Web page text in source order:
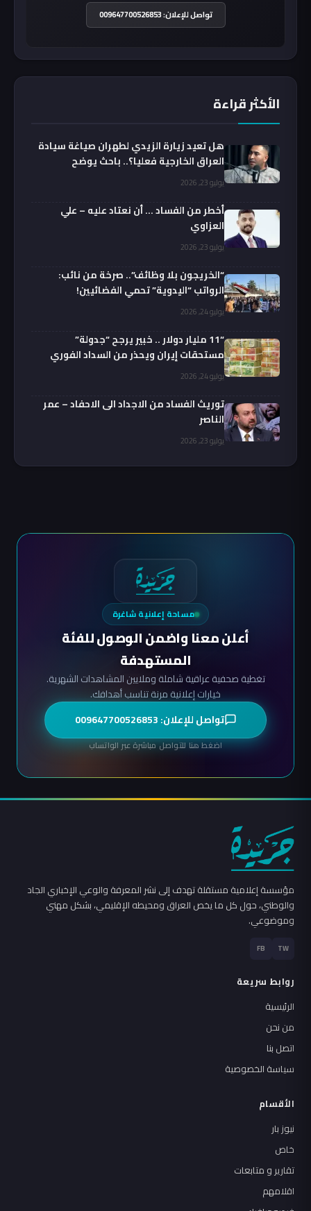
تواصل للإعلان: 009647700526853
الأكثر قراءة
هل تعيد زيارة الزيدي لطهران صياغة سيادة
العراق الخارجية فعليا؟.. باحث يوضح
يوليو 23, 2026
أخطر من الفساد … أن نعتاد عليه – علي
العزاوي
يوليو 23, 2026
“الخريجون بلا وظائف”.. صرخة من نائب:
الرواتب “اليدوية” تحمي الفضائيين!
يوليو 24, 2026
“11 مليار دولار .. خبير يرجح “جدولة”
مستحقات إيران ويحذر من السداد الفوري
يوليو 24, 2026
توريث الفساد من الاجداد الى الاحفاد – عمر
الناصر
يوليو 23, 2026
مساحة إعلانية شاغرة
أعلن معنا واضمن الوصول للفئة
المستهدفة
تغطية صحفية عراقية شاملة وملايين المشاهدات الشهرية.
خيارات إعلانية مرنة تناسب أهدافك.
تواصل للإعلان: 009647700526853
اضغط هنا للتواصل مباشرة عبر الواتساب
مؤسسة إعلامية مستقلة تهدف إلى نشر المعرفة والوعي الإخباري الجاد
والوطني، حول كل ما يخص العراق ومحيطه الإقليمي، بشكل مهني
وموضوعي.
TW
FB
روابط سريعة
الرئيسية
من نحن
اتصل بنا
سياسة الخصوصية
الأقسام
نيوز بار
خاص
تقارير و متابعات
اقلامهم